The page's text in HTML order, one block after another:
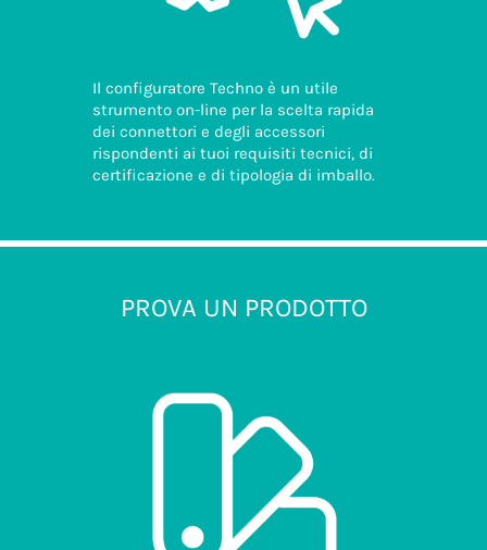
Il configuratore Techno è un utile
strumento on-line per la scelta rapida
dei connettori e degli accessori
rispondenti ai tuoi requisiti tecnici, di
certificazione e di tipologia di imballo.
PROVA UN PRODOTTO